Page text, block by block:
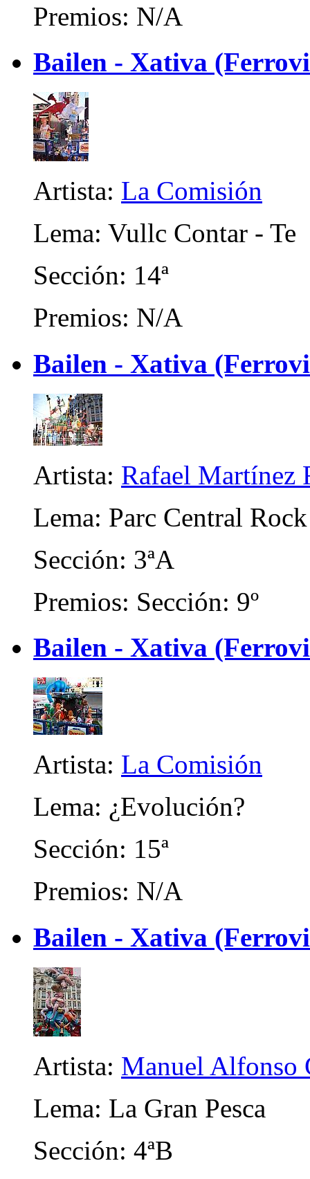
Premios: N/A
Bailen - Xativa
Artista: La Comisión
Lema: Vullc Contar - Te
Sección: 14ª
Premios: N/A
Bailen - Xativa
Artista: Rafael Martínez
Lema: Parc Central Rock
Sección: 3ªA
Premios: Sección: 9º
Bailen - Xativa
Artista: La Comisión
Lema: ¿Evolución?
Sección: 15ª
Premios: N/A
Bailen - Xativa
Artista: Manuel Alfonso
Lema: La Gran Pesca
Sección: 4ªB